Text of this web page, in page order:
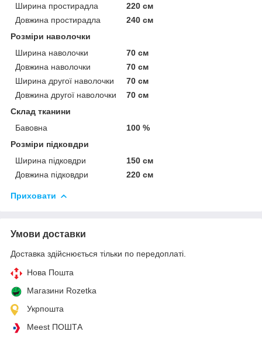
Ширина простирадла
220 см
Довжина простирадла
240 см
Розміри наволочки
Ширина наволочки
70 см
Довжина наволочки
70 см
Ширина другої наволочки
70 см
Довжина другої наволочки
70 см
Склад тканини
Бавовна
100 %
Розміри підковдри
Ширина підковдри
150 см
Довжина підковдри
220 см
Приховати
Умови доставки
Доставка здійснюється тільки по передоплаті.
Нова Пошта
Магазини Rozetka
Укрпошта
Meest ПОШТА